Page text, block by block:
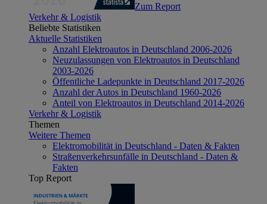
Zum Report
Verkehr & Logistik
Beliebte Statistiken
Aktuelle Statistiken
Anzahl Elektroautos in Deutschland 2006-2026
Neuzulassungen von Elektroautos in Deutschland
2003-2026
Öffentliche Ladepunkte in Deutschland 2017-2026
Anzahl der Autos in Deutschland 1960-2026
Anteil von Elektroautos in Deutschland 2014-2026
Verkehr & Logistik
Themen
Weitere Themen
Elektromobilität in Deutschland - Daten & Fakten
Straßenverkehrsunfälle in Deutschland - Daten &
Fakten
Top Report